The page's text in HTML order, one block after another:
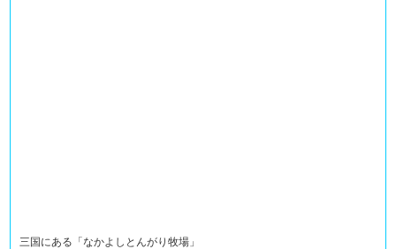
三国にある「なかよしとんがり牧場」